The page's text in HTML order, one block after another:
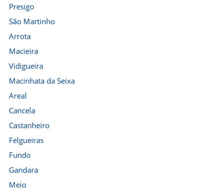
Presigo
São Martinho
Arrota
Macieira
Vidigueira
Macinhata da Seixa
Areal
Cancela
Castanheiro
Felgueiras
Fundo
Gandara
Meio